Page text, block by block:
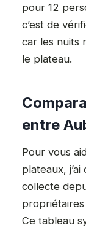
pour 12
c’est de
car les nuits
le plateau.
entre
Pour vous
plateaux,
collecte
Ce tableau